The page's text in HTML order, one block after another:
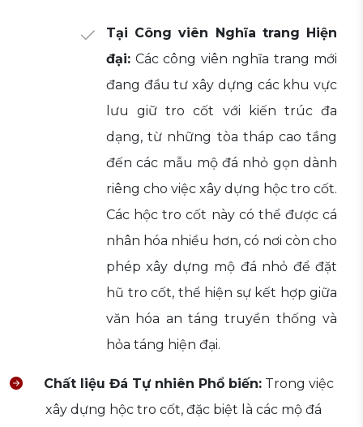
Tại Công viên Nghĩa trang Hiện
đại: Các công viên nghĩa trang mới
đang đầu tư xây dựng các khu vực
lưu giữ tro cốt với kiến trúc đa
dạng, từ những tòa tháp cao tầng
đến các mẫu mộ đá nhỏ gọn dành
riêng cho việc xây dựng hộc tro cốt.
Các hộc tro cốt này có thể được cá
nhân hóa nhiều hơn, có nơi còn cho
phép xây dựng mộ đá nhỏ để đặt
hũ tro cốt, thể hiện sự kết hợp giữa
văn hóa an táng truyền thống và
hỏa táng hiện đại.
Chất liệu Đá Tự nhiên Phổ biến: Trong việc
xây dựng hộc tro cốt, đặc biệt là các mộ đá